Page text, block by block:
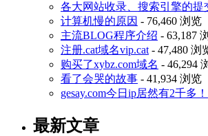
各大网站收录、搜索引擎的提
计算机慢的原因 - 76,460 浏览
主流BLOG程序介绍 - 63,187
注册.cat域名vip.cat - 47,480 浏
购买了xybz.com域名 - 46,294
看了会哭的故事 - 41,934 浏览
gesay.com今日ip居然有2千多！
最新文章